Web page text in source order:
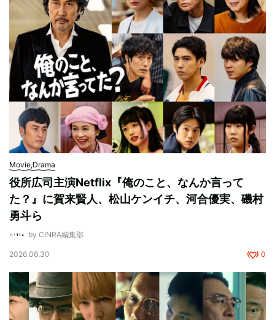
Movie,Drama
役所広司主演Netflix『俺のこと、なんか言って
た？』に賀来賢⼈、松⼭ケンイチ、河合優実、磯村
勇⽃ら
by CINRA編集部
2026.06.30 0